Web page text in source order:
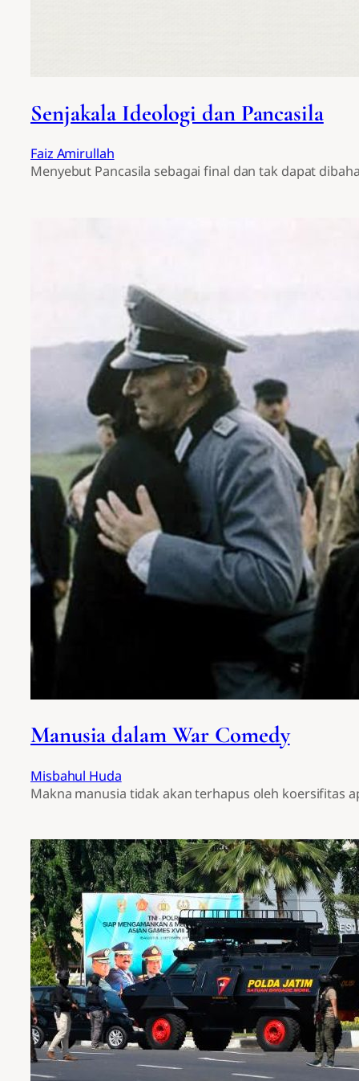
Senjakala Ideologi dan Pancasila
Faiz Amirullah
Menyebut Pancasila sebagai final dan tak dapat
Manusia dalam War Comedy
Misbahul Huda
Makna manusia tidak akan terhapus oleh koersifitas